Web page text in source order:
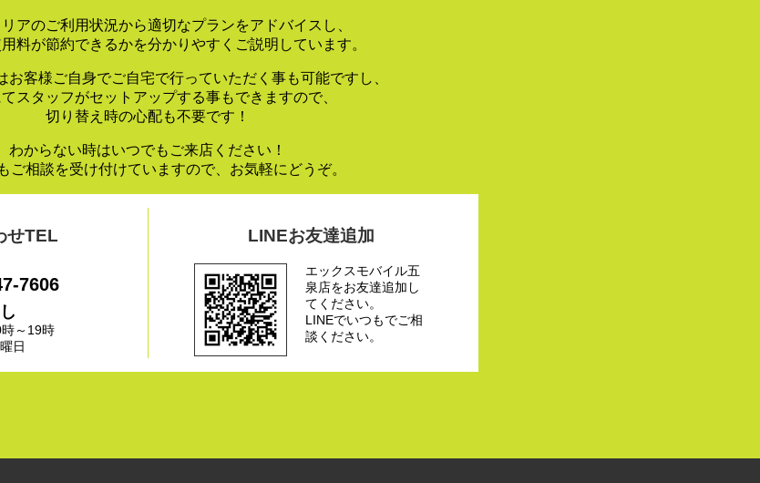
アのご利用状況から適切なプランをアドバイスし、
料が節約できるかを分かりやすくご説明しています。
お客様ご自身でご自宅で行っていただく事も可能ですし、
スタッフがセットアップする事もできますので、
切り替え時の心配も不要です！
わからない時はいつでもご来店ください！
ご相談を受け付けていますので、お気軽にどうぞ。
せTEL
7606
～19時
日
LINEお友達追加
エックスモバイル五
泉店をお友達追加し
てください。
LINEでいつもでご相
談ください。